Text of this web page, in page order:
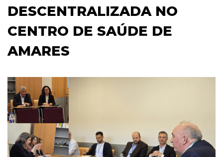
DESCENTRALIZADA NO
CENTRO DE SAÚDE DE
AMARES